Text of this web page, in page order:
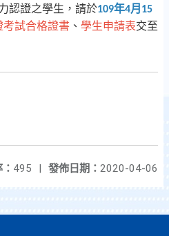
認證之學生，請於109年4月 15
試合格證書 、 學生申請表交至
發佈日期： 2020-04-06
495 |